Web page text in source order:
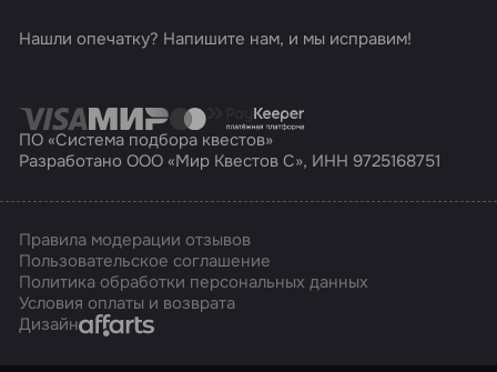
Нашли опечатку? Напишите нам, и мы исправим!
ПО «Система подбора квестов»
Разработано ООО «Мир Квестов С», ИНН 9725168751
Правила модерации отзывов
Пользовательское соглашение
Политика обработки персональных данных
Условия оплаты и возврата
ДизайнAffarts